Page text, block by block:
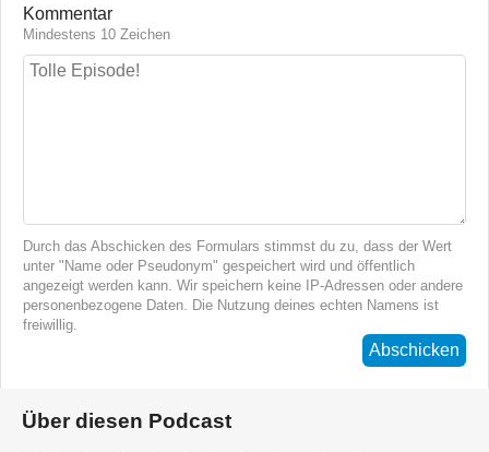
Kommentar
Mindestens 10 Zeichen
Durch das Abschicken des Formulars stimmst du zu, dass der Wert
unter "Name oder Pseudonym" gespeichert wird und öffentlich
angezeigt werden kann. Wir speichern keine IP-Adressen oder andere
personenbezogene Daten. Die Nutzung deines echten Namens ist
freiwillig.
Abschicken
Über diesen Podcast